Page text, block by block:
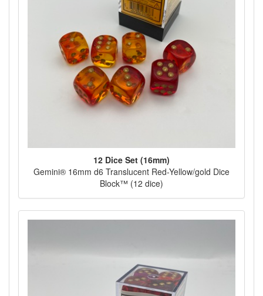
12 Dice Set (16mm)
Gemini® 16mm d6 Translucent Red-Yellow/gold Dice
Block™ (12 dice)